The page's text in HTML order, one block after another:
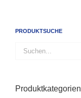
PRODUKTSUCHE
Produktkategorien